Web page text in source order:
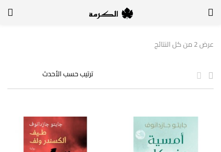
لتسجيل الدخول, أدخل اسم المستخدم وكلمة السر
تذكر بياناتي
عرض ⁦2⁩ من كل النتائج